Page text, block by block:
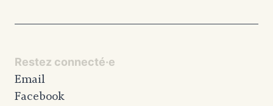
Restez connecté·e
Email
Facebook